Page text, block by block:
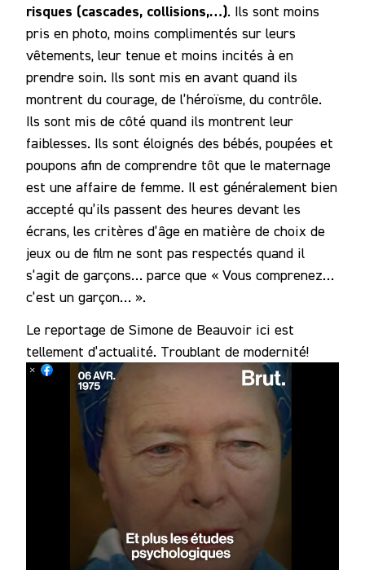
risques (cascades, collisions,…). Ils sont moins
pris en photo, moins complimentés sur leurs
vêtements, leur tenue et moins incités à en
prendre soin. Ils sont mis en avant quand ils
montrent du courage, de l’héroïsme, du contrôle.
Ils sont mis de côté quand ils montrent leur
faiblesses. Ils sont éloignés des bébés, poupées et
poupons afin de comprendre tôt que le maternage
est une affaire de femme. Il est généralement bien
accepté qu’ils passent des heures devant les
écrans, les critères d’âge en matière de choix de
jeux ou de film ne sont pas respectés quand il
s’agit de garçons… parce que « Vous comprenez…
c’est un garçon… ».
Le reportage de Simone de Beauvoir ici est
tellement d’actualité. Troublant de modernité!